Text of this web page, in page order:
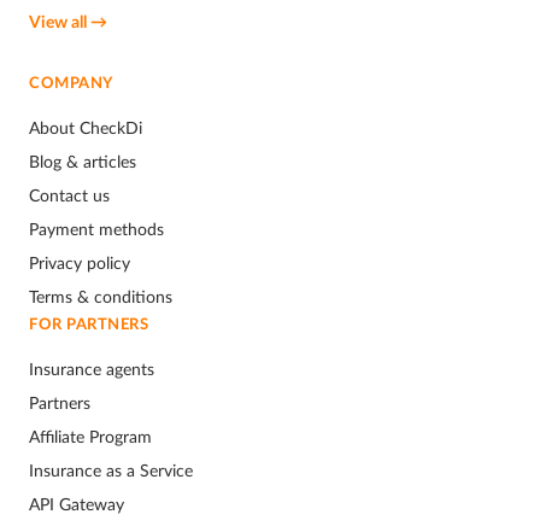
View all →
COMPANY
About CheckDi
Blog & articles
Contact us
Payment methods
Privacy policy
Terms & conditions
FOR PARTNERS
Insurance agents
Partners
Affiliate Program
Insurance as a Service
API Gateway